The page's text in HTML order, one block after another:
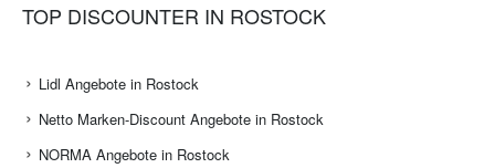
TOP DISCOUNTER IN ROSTOCK
Lidl Angebote in Rostock
Netto Marken-Discount Angebote in Rostock
NORMA Angebote in Rostock